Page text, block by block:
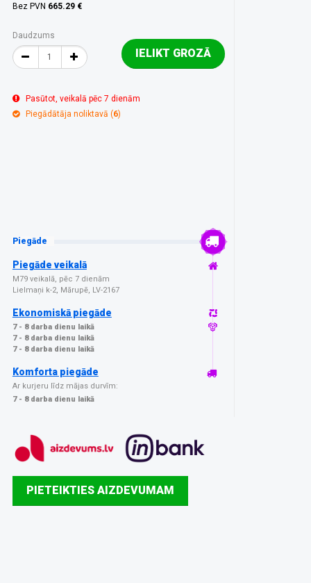
Bez PVN 665.29 €
Daudzums
IELIKT GROZĀ
Pasūtot, veikalā pēc 7 dienām
Piegādātāja noliktavā (6)
Piegāde
Piegāde veikalā
M79 veikalā, pēc 7 dienām
Lielmaņi k-2, Mārupē, LV-2167
Ekonomiskā piegāde
7 - 8 darba dienu laikā
7 - 8 darba dienu laikā
7 - 8 darba dienu laikā
Komforta piegāde
Ar kurjeru līdz mājas durvīm:
7 - 8 darba dienu laikā
PIETEIKTIES AIZDEVUMAM